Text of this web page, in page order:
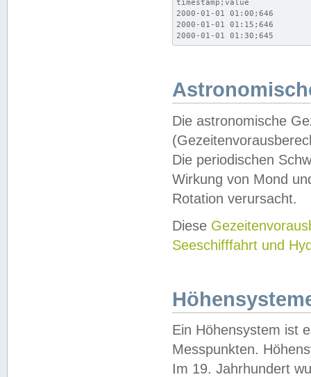
timestamp;value
2000-01-01 01:00;646
2000-01-01 01:15;646
2000-01-01 01:30;645
Die astronomische
Die periodischen
Wirkung von Mond
Rotation verursacht.
Diese
Seeschifffahrt und
Ein Höhensystem ist
Messpunkten.
Im 19. Jahrhundert